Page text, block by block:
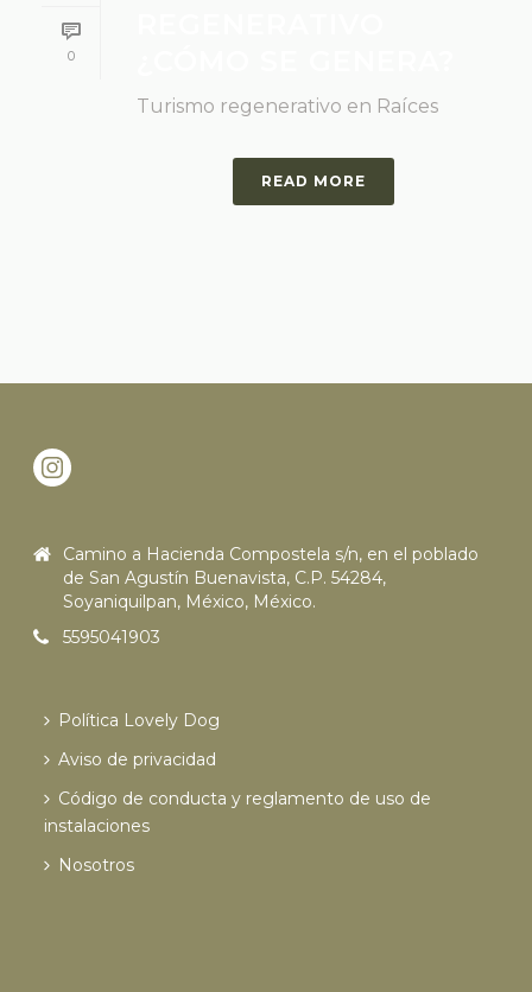
0
Turismo regenerativo en Raíces
READ MORE
Camino a Hacienda Compostela s/n, en el poblado
de San Agustín Buenavista, C.P. 54284,
Soyaniquilpan, México, México.
5595041903
Política Lovely Dog
Aviso de privacidad
Código de conducta y reglamento de uso de
instalaciones
Nosotros